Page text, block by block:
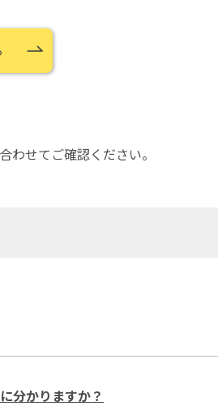
わせてご確認ください。
分かりますか？